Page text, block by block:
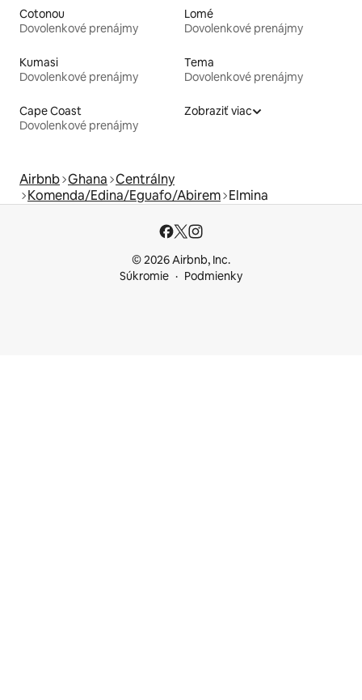
Cotonou
Dovolenkové prenájmy
Lomé
Dovolenkové prenájmy
Kumasi
Dovolenkové prenájmy
Tema
Dovolenkové prenájmy
Cape Coast
Dovolenkové prenájmy
Zobraziť viac
Airbnb Ghana Centrálny
Komenda/Edina/Eguafo/Abirem Elmina
© 2026 Airbnb, Inc.
Súkromie
Podmienky